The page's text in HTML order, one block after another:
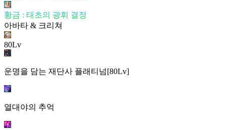
황금 : 태초의 광휘 결정
아바타 & 크리쳐
80Lv
운명을 담는 재단사 플래티넘[80Lv]
열대야의 추억